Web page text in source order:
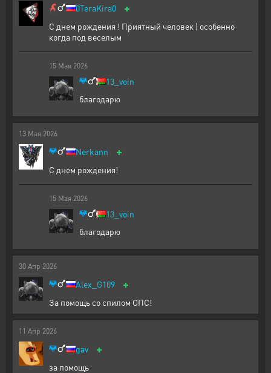
0TeraKira0 +
С днем рождения ! Приятный человек ) особенно
когда под веселым
15 Мая 2026
13_voin
благодарю
13 Мая 2026
Nerkann +
С днем рождения!
15 Мая 2026
13_voin
благодарю
30 Апр 2026
Alex_G109 +
За помощь со спилом ОПС!
11 Апр 2026
gav +
за помощь